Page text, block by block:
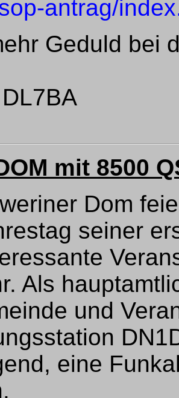
antrag/
Geduld bei
mit 8500
Dom
seiner
Als
und
eine